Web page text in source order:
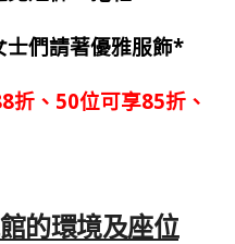
們請著優雅服飾*
折、50位可享85折、
的環境及座位